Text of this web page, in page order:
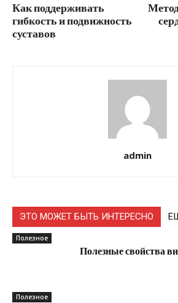
Как поддерживать
гибкость и подвижность
суставов
admin
ЭТО МОЖЕТ БЫТЬ ИНТЕРЕСНО
Полезное
Полезные свойства
Полезное